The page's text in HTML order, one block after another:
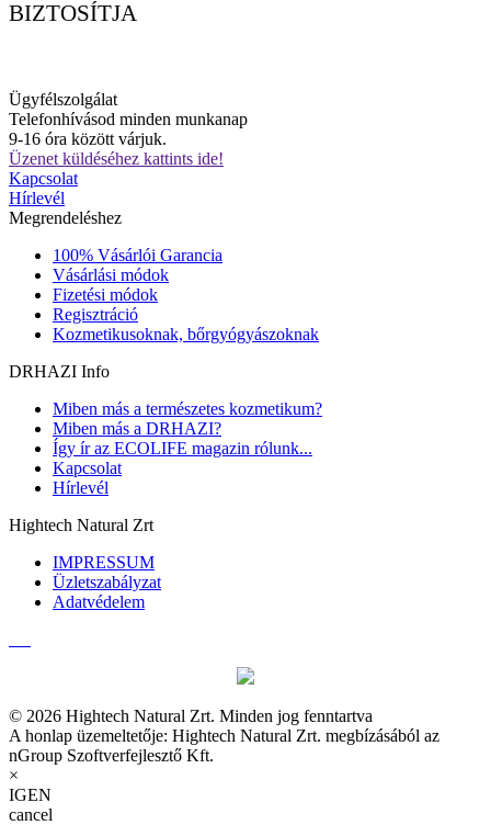
BIZTOSÍTJA
Ügyfélszolgálat
Telefonhívásod minden munkanap
9-16 óra között várjuk.
Üzenet küldéséhez kattints ide!
Kapcsolat
Hírlevél
Megrendeléshez
100% Vásárlói Garancia
Vásárlási módok
Fizetési módok
Regisztráció
Kozmetikusoknak, bőrgyógyászoknak
DRHAZI Info
Miben más a természetes kozmetikum?
Miben más a DRHAZI?
Így ír az ECOLIFE magazin rólunk...
Kapcsolat
Hírlevél
Hightech Natural Zrt
IMPRESSUM
Üzletszabályzat
Adatvédelem
© 2026 Hightech Natural Zrt. Minden jog fenntartva
A honlap üzemeltetője: Hightech Natural Zrt. megbízásából az
nGroup Szoftverfejlesztő Kft.
×
IGEN
cancel